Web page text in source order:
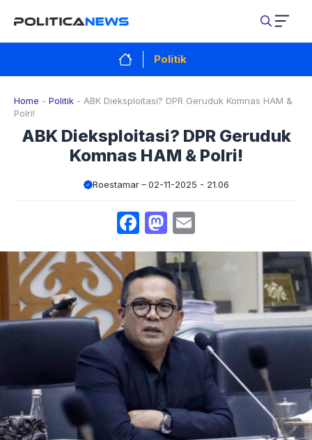
isi
Politik
Home - Politik - ABK Dieksploitasi? DPR Geruduk Komnas HAM &
Polri!
ABK Dieksploitasi? DPR Geruduk
Komnas HAM & Polri!
Roestamar 02-11-2025 - 21.06
Facebook
Mastodon